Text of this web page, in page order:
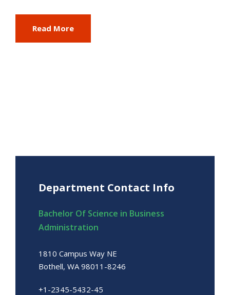
Read More
Department Contact Info
Bachelor Of Science in Business
Administration
1810 Campus Way NE
Bothell, WA 98011-8246
+1-2345-5432-45